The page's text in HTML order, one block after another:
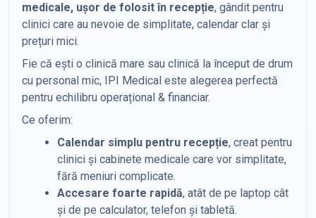
medicale, ușor de folosit în recepție, gândit pentru
clinici care au nevoie de simplitate, calendar clar și
prețuri mici.
Fie că ești o clinică mare sau clinică la început de drum
cu personal mic, IPI Medical este alegerea perfectă
pentru echilibru operațional & financiar.
Ce oferim:
Calendar simplu pentru recepție, creat pentru
clinici și cabinete medicale care vor simplitate,
fără meniuri complicate.
Accesare foarte rapidă, atât de pe laptop cât
și de pe calculator, telefon și tabletă.